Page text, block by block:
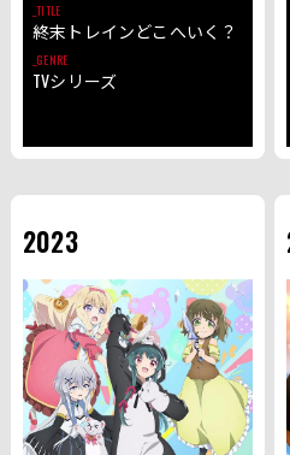
TITLE
終末トレインどこへいく？
GENRE
TVシリーズ